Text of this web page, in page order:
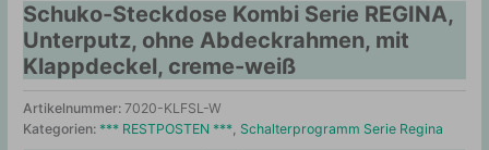
Schuko-Steckdose Kombi Serie REGINA,
Unterputz, ohne Abdeckrahmen, mit
Klappdeckel, creme-weiß
Artikelnummer:7020-KLFSL-W
Kategorien: *** RESTPOSTEN ***, Schalterprogramm Serie Regina